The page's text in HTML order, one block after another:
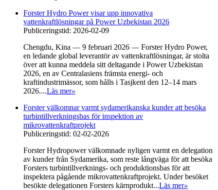
Forster Hydro Power visar upp innovativa
vattenkraftlösningar på Power Uzbekistan 2026
Publiceringstid: 2026-02-09
Chengdu, Kina — 9 februari 2026 — Forster Hydro Power,
en ledande global leverantör av vattenkraftlösningar, är stolta
över att kunna meddela sitt deltagande i Power Uzbekistan
2026, en av Centralasiens främsta energi- och
kraftindustrimässor, som hålls i Tasjkent den 12–14 mars
2026....Läs mer»
Forster välkomnar varmt sydamerikanska kunder att besöka
turbintillverkningsbas för inspektion av
mikrovattenkraftprojekt
Publiceringstid: 02-02-2026
Forster Hydropower välkomnade nyligen varmt en delegation
av kunder från Sydamerika, som reste långväga för att besöka
Forsters turbintillverknings- och produktionsbas för att
inspektera pågående mikrovattenkraftprojekt. Under besöket
besökte delegationen Forsters kärnprodukt...Läs mer»